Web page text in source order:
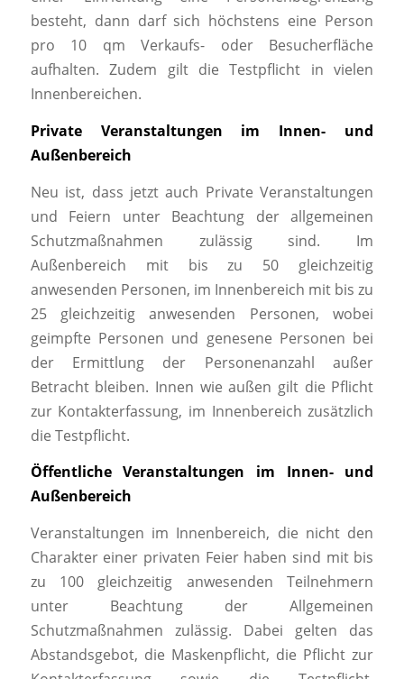
besteht, dann darf sich höchstens eine Person
pro 10 qm Verkaufs- oder Besucherfläche
aufhalten. Zudem gilt die Testpflicht in vielen
Innenbereichen.
Private Veranstaltungen im Innen- und
Außenbereich
Neu ist, dass jetzt auch Private Veranstaltungen
und Feiern unter Beachtung der allgemeinen
Schutzmaßnahmen zulässig sind. Im
Außenbereich mit bis zu 50 gleichzeitig
anwesenden Personen, im Innenbereich mit bis zu
25 gleichzeitig anwesenden Personen, wobei
geimpfte Personen und genesene Personen bei
der Ermittlung der Personenanzahl außer
Betracht bleiben. Innen wie außen gilt die Pflicht
zur Kontakterfassung, im Innenbereich zusätzlich
die Testpflicht.
Öffentliche Veranstaltungen im Innen- und
Außenbereich
Veranstaltungen im Innenbereich, die nicht den
Charakter einer privaten Feier haben sind mit bis
zu 100 gleichzeitig anwesenden Teilnehmern
unter Beachtung der Allgemeinen
Schutzmaßnahmen zulässig. Dabei gelten das
Abstandsgebot, die Maskenpflicht, die Pflicht zur